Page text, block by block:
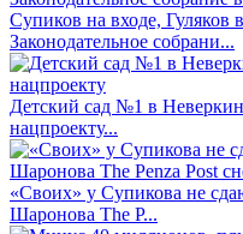
Супиков на входе, Гуляков
Законодательное собрани...
Детский сад №1 в
нацпроекту...
«Своих» у Супикова не
Шаронова The P...